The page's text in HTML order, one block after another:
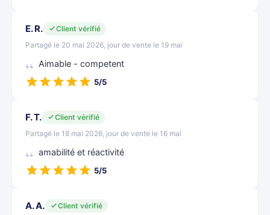
E. R.
Client vérifié
Partagé le 20 mai 2026, jour de vente le 19 mai
Aimable - competent
5/5
F. T.
Client vérifié
Partagé le 18 mai 2026, jour de vente le 16 mai
amabilité et réactivité
5/5
A. A.
Client vérifié